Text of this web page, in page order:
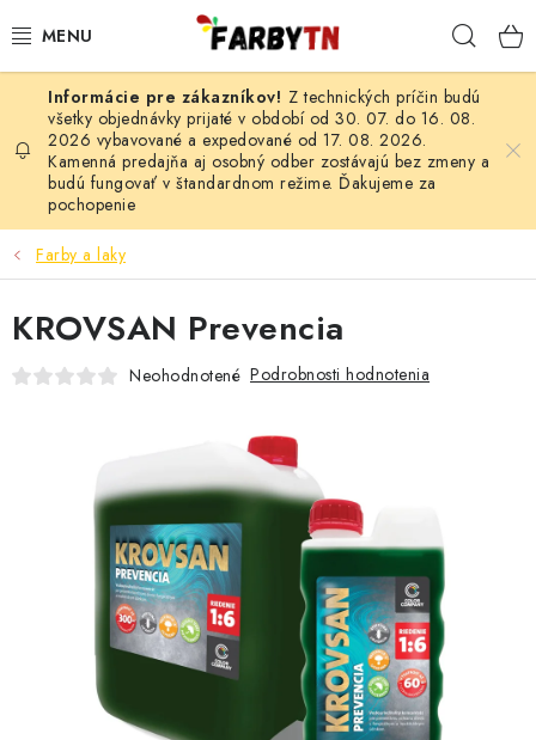
na
FARBY A LAKY
STAVEBNÁ CHÉMIA
MALIARSKE POTREBY
OBCHODNÉ PODMIENKY
HODNOTENIE OBCHODU
MIEŠANIE FARIEB
Z technických príčin budú
všetky objednávky prijaté v období od 30. 07. do 16. 08.
2026 vybavované a expedované od 17. 08. 2026.
Kamenná predajňa aj osobný odber zostávajú bez zmeny a
budú fungovať v štandardnom režime. Ďakujeme za
pochopenie
Farby a laky
KROVSAN Prevencia
Neohodnotené Podrobnosti hodnotenia